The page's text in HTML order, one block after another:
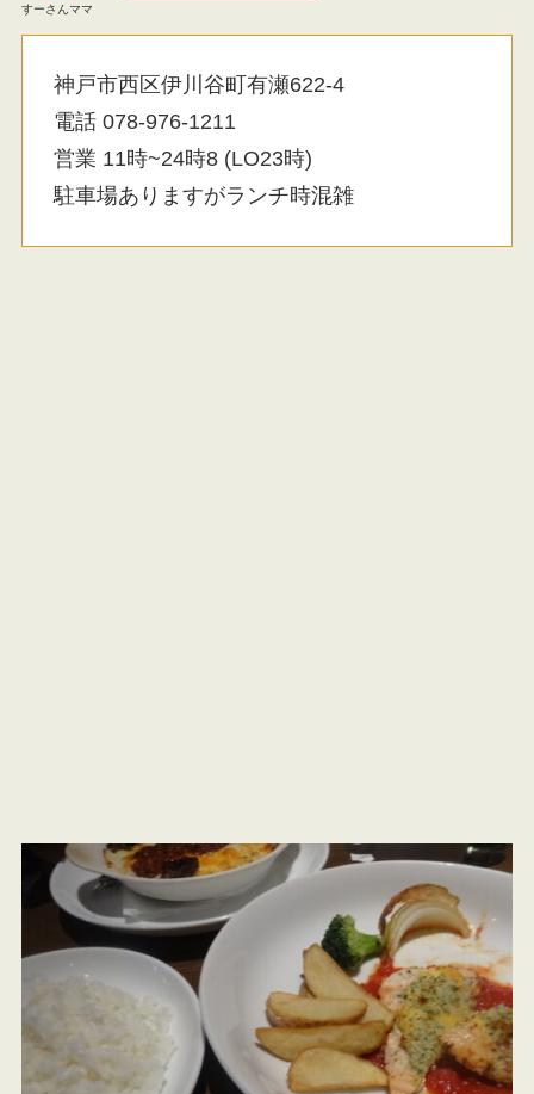
すーさんママ
神戸市西区伊川谷町有瀬622-4
電話 078-976-1211
営業 11時~24時8 (LO23時)
駐車場ありますがランチ時混雑